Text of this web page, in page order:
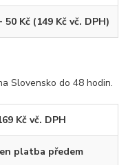
50 Kč (149 Kč vč. DPH)
Slovensko do 48 hodin.
Kč vč. DPH
platba předem